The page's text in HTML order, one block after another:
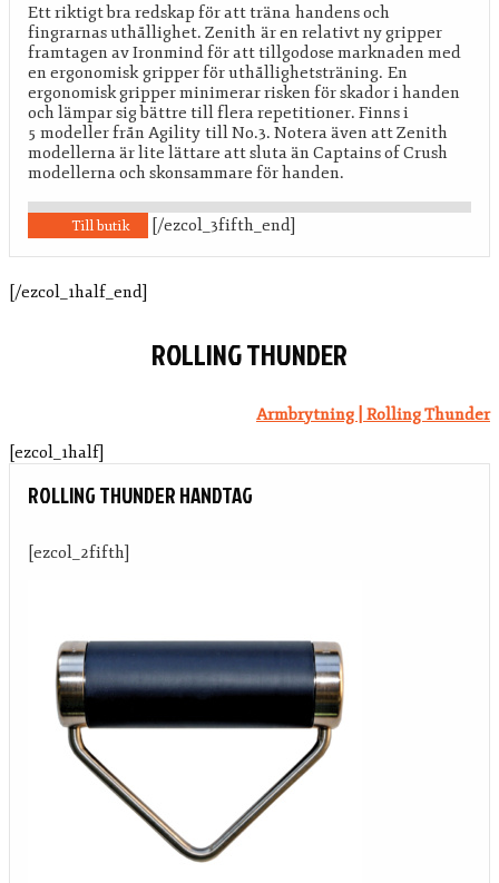
Ett riktigt bra redskap för att träna handens och
fingrarnas uthållighet. Zenith är en relativt ny gripper
framtagen av Ironmind för att tillgodose marknaden med
en ergonomisk gripper för uthållighetsträning. En
ergonomisk gripper minimerar risken för skador i handen
och lämpar sig bättre till flera repetitioner. Finns i
5 modeller från Agility till No.3. Notera även att Zenith
modellerna är lite lättare att sluta än Captains of Crush
modellerna och skonsammare för handen.
Till butik [/ezcol_3fifth_end]
[/ezcol_1half_end]
ROLLING THUNDER
Armbrytning | Rolling Thunder
[ezcol_1half]
ROLLING THUNDER HANDTAG
[ezcol_2fifth]